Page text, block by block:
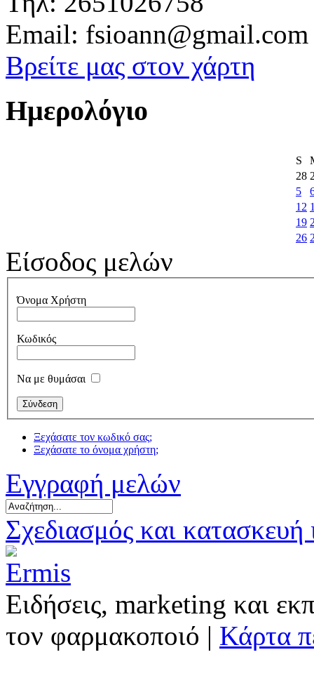
Email: fsioann@gmail.com
Βρείτε μας στον χάρτη
Ημερολόγιο
S
28
5
12
19
26
Είσοδος μελών
Όνομα Χρήστη
Κωδικός
Να με θυμάσαι
Ξεχάσατε τον κωδικό σας;
Ξεχάσατε το όνομα χρήστη;
Εγγραφή μελών
Σχεδιασμός και
Ειδήσεις, marketing και
τον φαρμακοποιό | Κάρτα